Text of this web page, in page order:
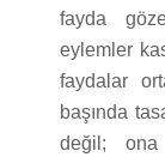
fayda
eylemler
faydalar
başında
değil;